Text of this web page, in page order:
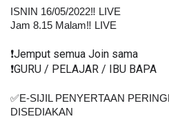
ISNIN 16/05/2022‼️ LIVE
Jam 8.15 Malam‼️ LIVE
❗️Jemput semua Join sama
❗️GURU / PELAJAR / IBU BAPA
✅E-SIJIL PENYERTAAN
DISEDIAKAN